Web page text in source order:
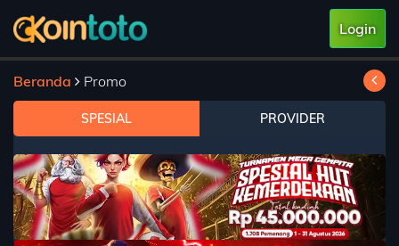
Login
Beranda Promo
SPESIAL PROVIDER